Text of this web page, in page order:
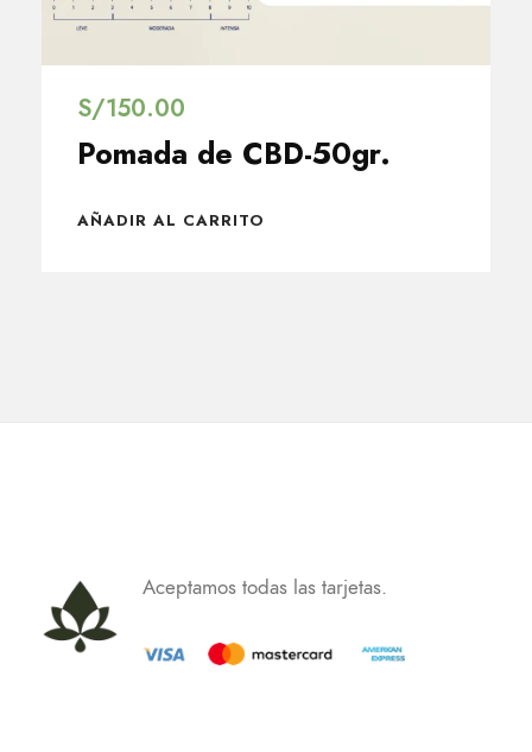
S/150.00
Pomada de CBD-50gr.
AÑADIR AL CARRITO
Aceptamos todas las tarjetas.